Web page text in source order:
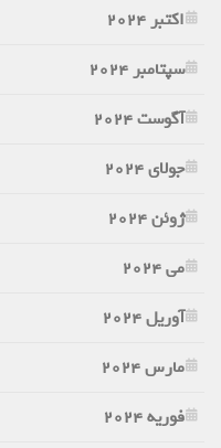
اکتبر 2024
سپتامبر 2024
آگوست 2024
جولای 2024
ژوئن 2024
می 2024
آوریل 2024
مارس 2024
فوریه 2024